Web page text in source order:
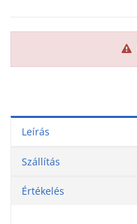
Leírás
Szállítás
Értékelés